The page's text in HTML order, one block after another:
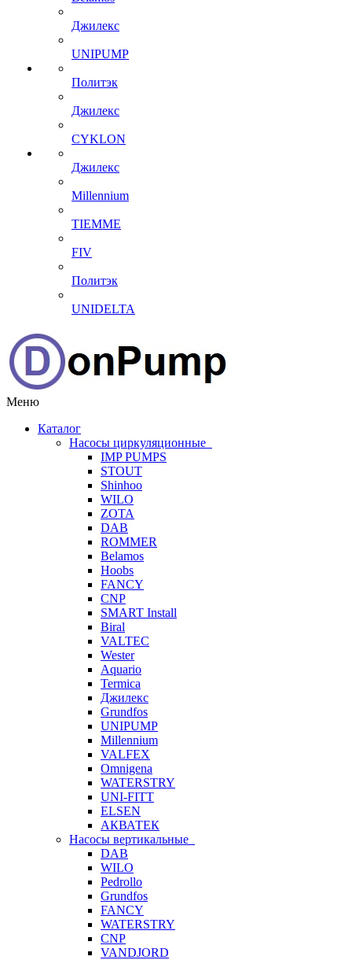
Джилекс
UNIPUMP
Политэк
Джилекс
CYKLON
Джилекс
Millennium
TIEMME
FIV
Политэк
UNIDELTA
Меню
Каталог
Насосы циркуляционные
IMP PUMPS
STOUT
Shinhoo
WILO
ZOTA
DAB
ROMMER
Belamos
Hoobs
FANCY
CNP
SMART Install
Biral
VALTEC
Wester
Aquario
Termica
Джилекс
Grundfos
UNIPUMP
Millennium
VALFEX
Omnigena
WATERSTRY
UNI-FITT
ELSEN
АКВАТЕК
Насосы вертикальные
DAB
WILO
Pedrollo
Grundfos
FANCY
WATERSTRY
CNP
VANDJORD